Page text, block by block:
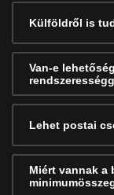
Külföldről is
Van-e
Lehet postai
Miért vannak a